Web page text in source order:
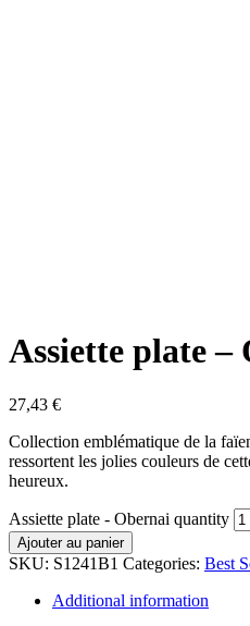
Assiette plate –
27,43 €
Collection emblématique de la
ressortent les jolies couleurs de
heureux.
Assiette plate - Obernai quantity
Ajouter au panier
SKU: S1241B1 Categories: Best
Additional information